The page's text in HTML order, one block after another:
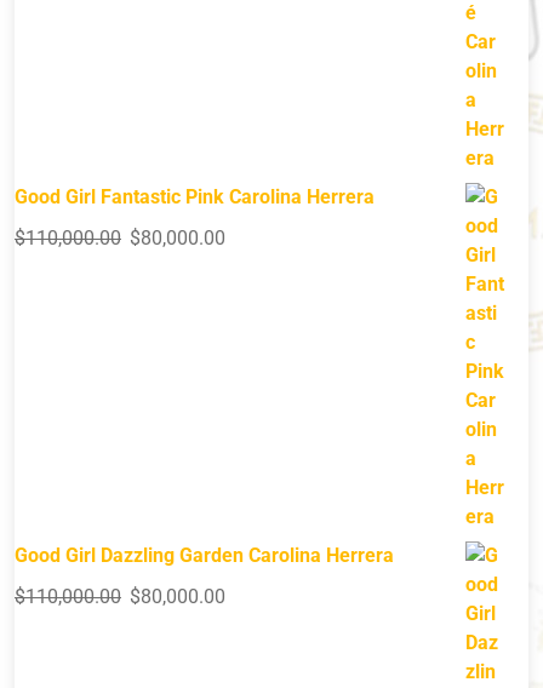
Good Girl Fantastic Pink Carolina Herrera
$110,000.00 $80,000.00
Good Girl Dazzling Garden Carolina Herrera
$110,000.00 $80,000.00